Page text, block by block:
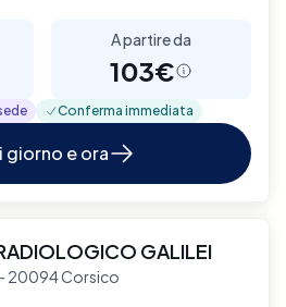
A partire da
103€
Conferma immediata
giorno e ora
GALILEI
- 20094 Corsico